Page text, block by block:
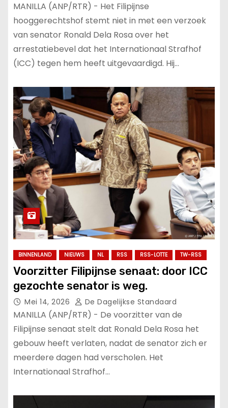
MANILLA (ANP/RTR) - Het Filipijnse
hooggerechtshof stemt niet in met een verzoek
van senator Ronald Dela Rosa over het
arrestatiebevel dat het Internationaal Strafhof
(ICC) tegen hem heeft uitgevaardigd. Hij…
BINNENLAND NIEUWS NL RSS RSS-LOTTE TW-RSS
Voorzitter Filipijnse senaat: door ICC
gezochte senator is weg.
Mei 14, 2026 De Dagelijkse Standaard
MANILLA (ANP/RTR) - De voorzitter van de
Filipijnse senaat stelt dat Ronald Dela Rosa het
gebouw heeft verlaten, nadat de senator zich er
meerdere dagen had verscholen. Het
Internationaal Strafhof…